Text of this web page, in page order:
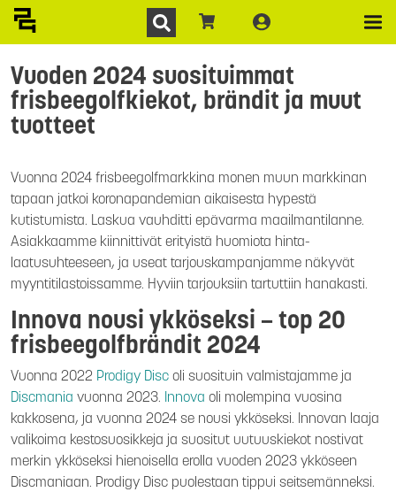
Vuoden 2024 suosituimmat
frisbeegolfkiekot, brändit ja muut
tuotteet
Vuonna 2024 frisbeegolfmarkkina monen muun markkinan
tapaan jatkoi koronapandemian aikaisesta hypestä
kutistumista. Laskua vauhditti epävarma maailmantilanne.
Asiakkaamme kiinnittivät erityistä huomiota hinta-
laatusuhteeseen, ja useat tarjouskampanjamme näkyvät
myyntitilastoissamme. Hyviin tarjouksiin tartuttiin hanakasti.
Innova nousi ykköseksi – top 20
frisbeegolfbrändit 2024
Vuonna 2022 Prodigy Disc oli suosituin valmistajamme ja
Discmania vuonna 2023. Innova oli molempina vuosina
kakkosena, ja vuonna 2024 se nousi ykköseksi. Innovan laaja
valikoima kestosuosikkeja ja suositut uutuuskiekot nostivat
merkin ykköseksi hienoisella erolla vuoden 2023 ykköseen
Discmaniaan. Prodigy Disc puolestaan tippui seitsemänneksi.